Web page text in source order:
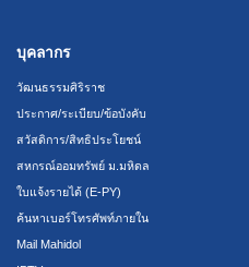
บุคลากร
วัฒนธรรมศิริราช
ประกาศ/ระเบียบ/ข้อบังคับ
สวัสดิการ/สิทธิประโยชน์
สหกรณ์ออมทรัพย์ ม.มหิดล
ใบแจ้งรายได้ (E-PY)
ค้นหาเบอร์โทรศัพท์ภายใน
Mail Mahidol